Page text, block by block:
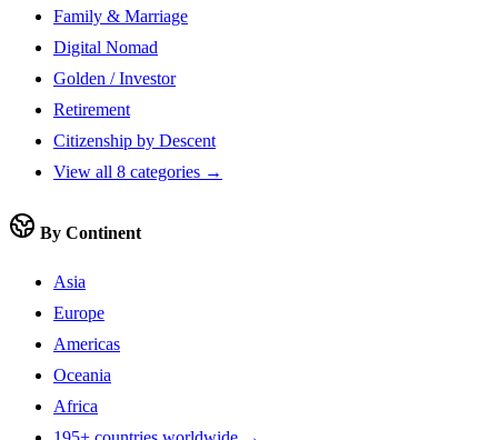
Family & Marriage
Digital Nomad
Golden / Investor
Retirement
Citizenship by Descent
View all 8 categories →
By Continent
Asia
Europe
Americas
Oceania
Africa